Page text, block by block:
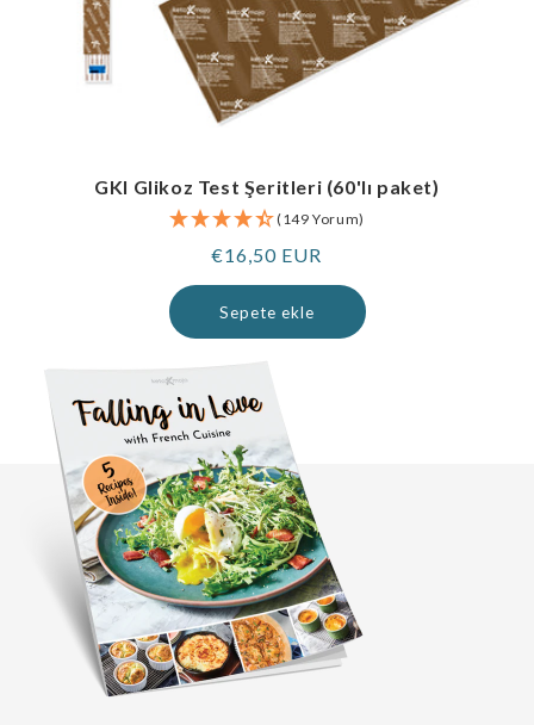
GKI Glikoz Test Şeritleri (60'lı paket)
(149 Yorum)
Normal
fiyat
€16,50 EUR
Sepete ekle